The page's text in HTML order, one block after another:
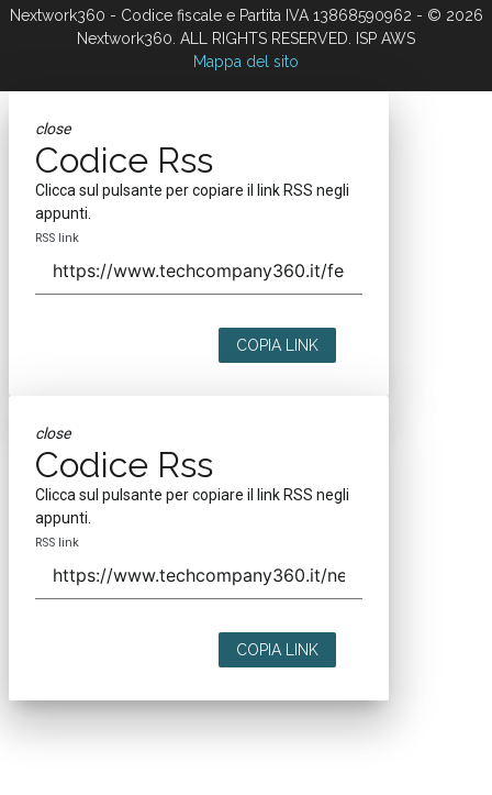
Nextwork360 - Codice fiscale e Partita IVA 13868590962 - © 2026
Nextwork360. ALL RIGHTS RESERVED. ISP AWS
Mappa del sito
close
Codice Rss
Clicca sul pulsante per copiare il link RSS negli
appunti.
RSS link
COPIA LINK
close
Codice Rss
Clicca sul pulsante per copiare il link RSS negli
appunti.
RSS link
COPIA LINK